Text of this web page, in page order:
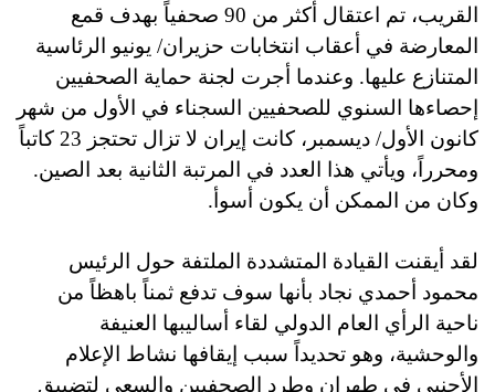
القريب، تم اعتقال أكثر من 90 صحفياً بهدف قمع
المعارضة في أعقاب انتخابات حزيران/ يونيو الرئاسية
المتنازع عليها. وعندما أجرت لجنة حماية الصحفيين
إحصاءها السنوي للصحفيين السجناء في الأول من شهر
كانون الأول/ ديسمبر، كانت إيران لا تزال تحتجز 23 كاتباً
ومحرراً، ويأتي هذا العدد في المرتبة الثانية بعد الصين.
وكان من الممكن أن يكون أسوأ.
لقد أيقنت القيادة المتشددة الملتفة حول الرئيس
محمود أحمدي نجاد بأنها سوف تدفع ثمناً باهظاً من
ناحية الرأي العام الدولي لقاء أساليبها العنيفة
والوحشية، وهو تحديداً سبب إيقافها نشاط الإعلام
الأجنبي في طهران وطرد الصحفيين والسعى لتضييق